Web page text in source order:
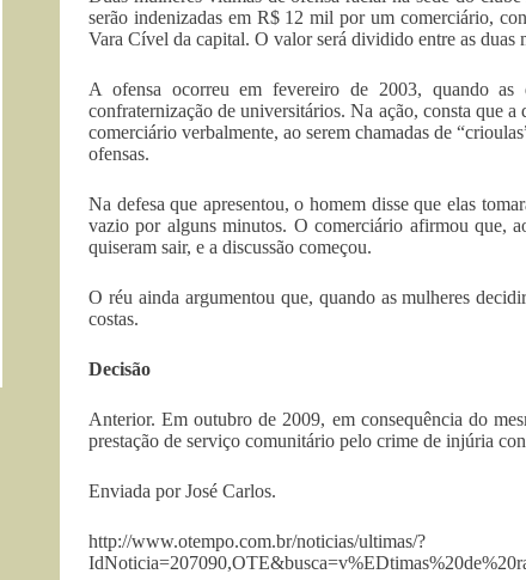
serão indenizadas em R$ 12 mil por um comerciário,
Vara Cível da capital. O valor será dividido entre as duas
A ofensa ocorreu em fevereiro de 2003, quando
confraternização de universitários. Na ação, consta que
comerciário verbalmente, ao serem chamadas de
ofensas.
Na defesa que apresentou, o homem disse que elas
vazio por alguns minutos. O comerciário afirmou que,
quiseram sair, e a discussão começou.
O réu ainda argumentou que, quando as mulheres
costas.
Decisão
Anterior. Em outubro de 2009, em consequência do
prestação de serviço comunitário pelo crime de injúria
Enviada por José Carlos.
http://www.otempo.com.br/noticias/ultimas/?